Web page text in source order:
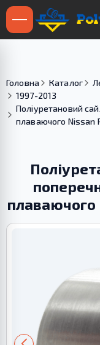
Головна Каталог
1997-2013
Поліуретановий
плаваючого Nissan
плаваючого